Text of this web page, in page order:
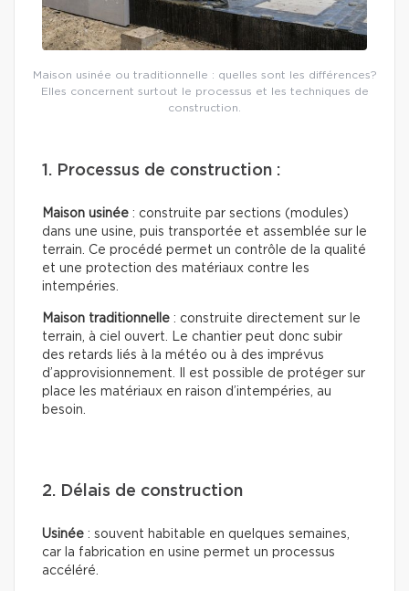
Maison usinée ou traditionnelle : quelles sont les différences?
Elles concernent surtout le processus et les techniques de
construction.
1. Processus de construction :
Maison usinée : construite par sections (modules)
dans une usine, puis transportée et assemblée sur le
terrain. Ce procédé permet un contrôle de la qualité
et une protection des matériaux contre les
intempéries.
Maison traditionnelle : construite directement sur le
terrain, à ciel ouvert. Le chantier peut donc subir
des retards liés à la météo ou à des imprévus
d’approvisionnement. Il est possible de protéger sur
place les matériaux en raison d’intempéries, au
besoin.
2. Délais de construction
Usinée : souvent habitable en quelques semaines,
car la fabrication en usine permet un processus
accéléré.